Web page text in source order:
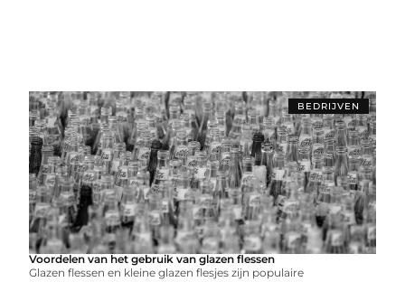
BEDRIJVEN
Voordelen van het gebruik van glazen flessen
Glazen flessen en kleine glazen flesjes zijn populaire